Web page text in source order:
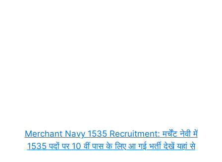
Merchant Navy 1535 Recruitment: मर्चेंट नेवी में
1535 पदों पर 10 वीं पास के लिए आ गई भर्ती देखें यहां से